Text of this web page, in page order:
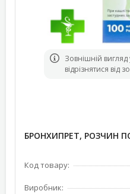
Зовнішній
відрізнятися від
БРОНХИПРЕТ, РОЗЧИН
Код товару:
Виробник: